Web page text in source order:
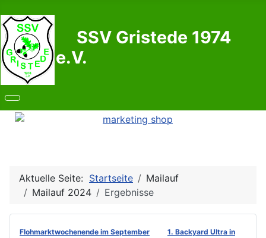
SSV Gristede 1974
e.V.
Aktuelle Seite: Startseite
Mailauf
Mailauf 2024
Ergebnisse
Flohmarktwochenende im September
1. Backyard Ultra in